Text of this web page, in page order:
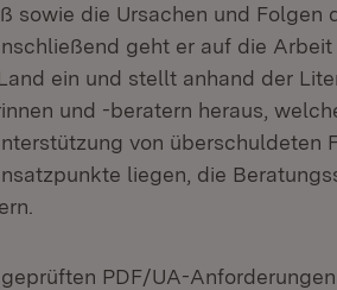
sowie die Ursachen und Folgen
geht er auf die
ein und stellt anhand der
und -beratern heraus,
von überschuldeten
liegen, die
PDF/UA-